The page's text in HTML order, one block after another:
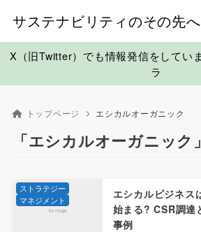
サステナビリティのその先へ
X（旧Twitter）でも情報発信をして
ラ
トップページ エシカルオーガニック
「エシカルオーガニック
エシカルビジネス
始まる? CSR調達
事例
ストラテジー
マネジメント